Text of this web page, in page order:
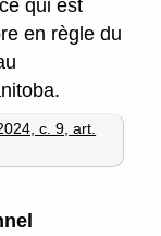
qui est
en règle du
c. 9, art.